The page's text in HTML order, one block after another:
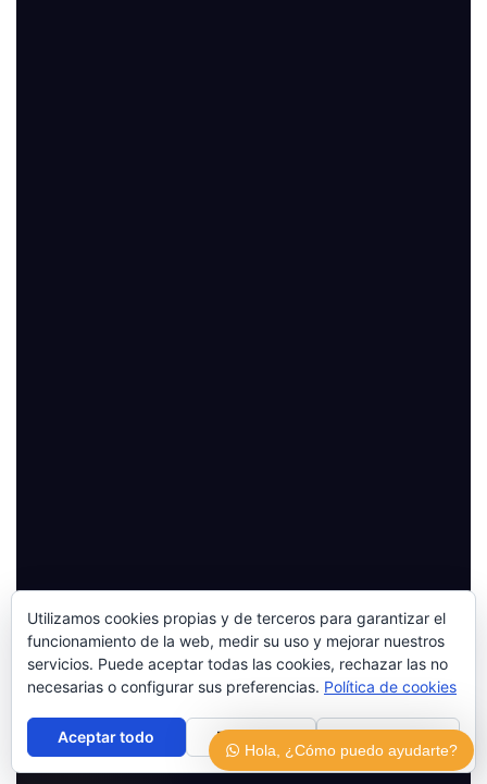
Hola, ¿Cómo puedo ayudarte?
Utilizamos cookies propias y de terceros para garantizar el
funcionamiento de la web, medir su uso y mejorar nuestros
servicios. Puede aceptar todas las cookies, rechazar las no
necesarias o configurar sus preferencias. Política de cookies
Aceptar todo Rechazar